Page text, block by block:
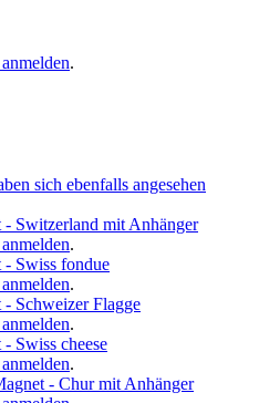
.
sich ebenfalls angesehen
- Switzerland mit Anhänger
.
- Swiss fondue
.
- Schweizer Flagge
.
Swiss cheese
.
- Chur mit Anhänger